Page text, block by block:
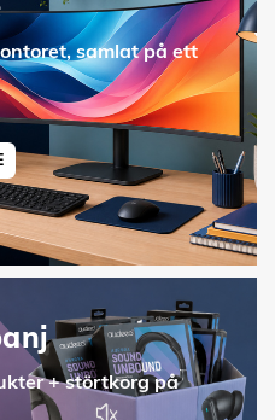
samlat på ett
+ störtkorg på